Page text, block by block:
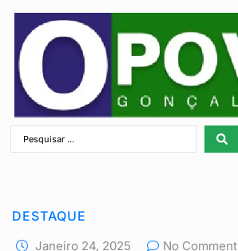
DESTAQUE
Janeiro 24, 2025 No Comment